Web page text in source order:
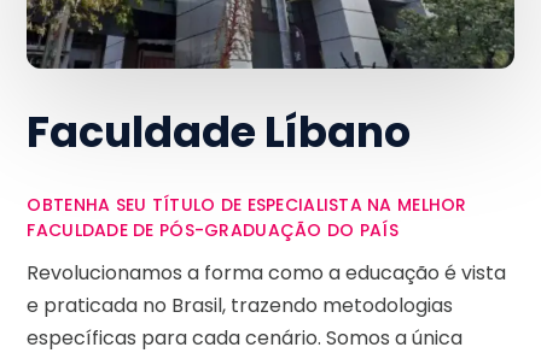
Faculdade Líbano
OBTENHA SEU TÍTULO DE ESPECIALISTA NA MELHOR
FACULDADE DE PÓS-GRADUAÇÃO DO PAÍS
Revolucionamos a forma como a educação é vista
e praticada no Brasil, trazendo metodologias
específicas para cada cenário. Somos a única